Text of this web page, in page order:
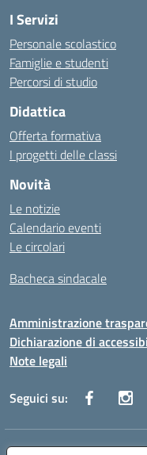
I Servizi
Personale scolastico
Famiglie e studenti
Percorsi di studio
Didattica
Offerta formativa
I progetti delle classi
Novità
Le notizie
Calendario eventi
Le circolari
Bacheca sindacale
Amministrazione
Dichiarazione di
Note legali
Seguici su: